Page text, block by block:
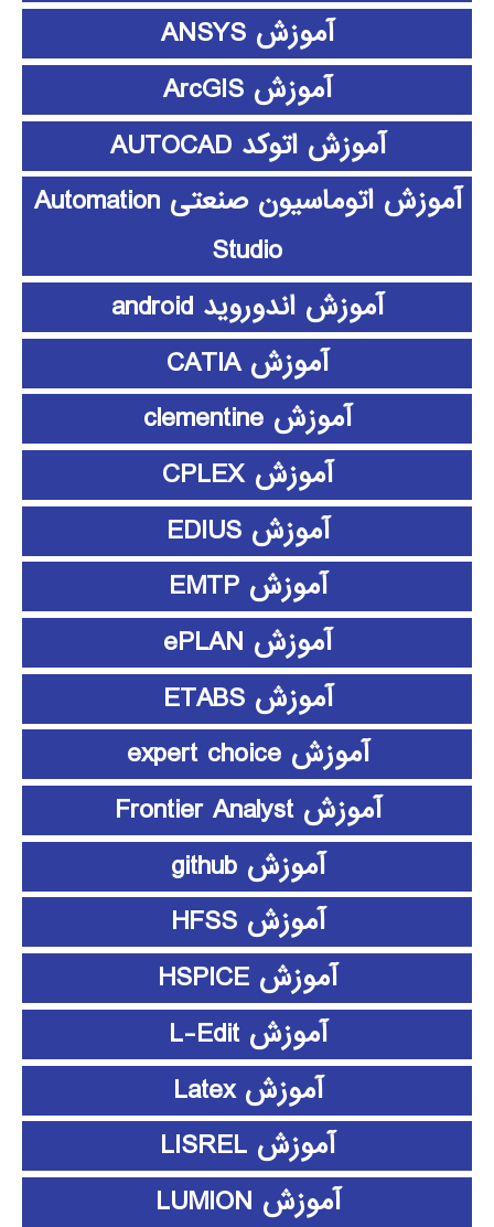
آموزش ANSYS
آموزش ArcGIS
آموزش اتوکد AUTOCAD
آموزش اتوماسیون صنعتی Automation
Studio
آموزش اندوروید android
آموزش CATIA
آموزش clementine
آموزش CPLEX
آموزش EDIUS
آموزش EMTP
آموزش ePLAN
آموزش ETABS
آموزش expert choice
آموزش Frontier Analyst
آموزش github
آموزش HFSS
آموزش HSPICE
آموزش L-Edit
آموزش Latex
آموزش LISREL
آموزش LUMION